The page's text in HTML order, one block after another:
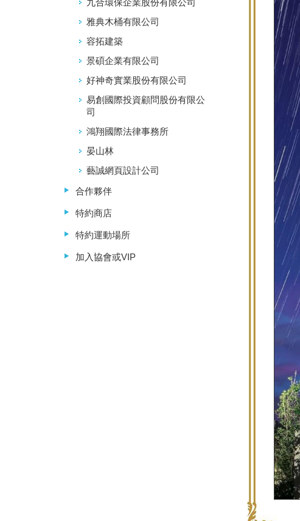
九合環保企業股份有限公司
雅典木桶有限公司
容拓建築
景碩企業有限公司
好神奇實業股份有限公司
易創國際投資顧問股份有限公
司
鴻翔國際法律事務所
晏山林
藝誠網頁設計公司
合作夥伴
特約商店
特約運動場所
加入協會或VIP